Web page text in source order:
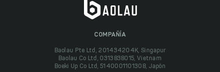
COMPAÑÍA
Baolau Pte Ltd, 201434204K, Singapur
Baolau Co Ltd, 0313838015, Vietnam
Boeki Up Co Ltd, 5140001101308, Japón